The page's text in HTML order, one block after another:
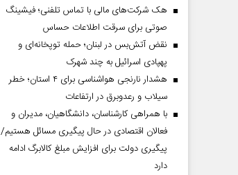
هک شرکت‌های مالی با تماس تلفنی؛ فیشینگ
صوتی برای سرقت اطلاعات حساس
نقض آتش‌بس در لبنان؛ حمله توپخانه‌ای و
پهپادی اسرائیل به چند شهرک
هشدار نارنجی هواشناسی برای ۴ استان؛ خطر
سیلاب و رعدوبرق در ارتفاعات
با همراهی کارشناسان، دانشگاهیان، مدیران و
فعالان اقتصادی در حال پیگیری مسائل هستیم/
پیگیری دولت برای افزایش مبلغ کالابرگ ادامه
دارد